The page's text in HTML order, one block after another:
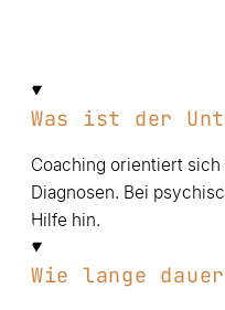
Was ist der
Coaching orientiert
Diagnosen. Bei
Hilfe hin.
Wie lange